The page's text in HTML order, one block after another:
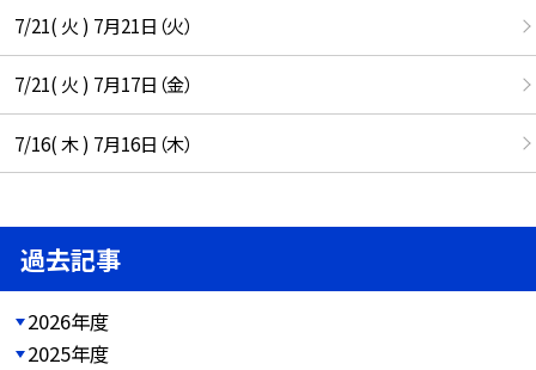
7/21( 火 ) 7月21日（火）
7/21( 火 ) 7月17日（金）
7/16( 木 ) 7月16日（木）
過去記事
2026年度
2025年度